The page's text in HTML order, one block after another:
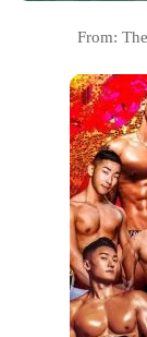
From: